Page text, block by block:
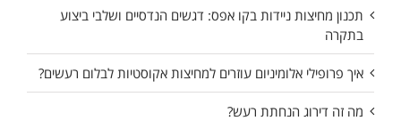
תכנון מחיצות ניידות בקו אפס: דגשים הנדסיים ושלבי ביצוע
בתקרה
איך פרופילי אלומיניום עוזרים למחיצות אקוסטיות לבלום רעשים?
מה זה דירוג הנחתת רעש?